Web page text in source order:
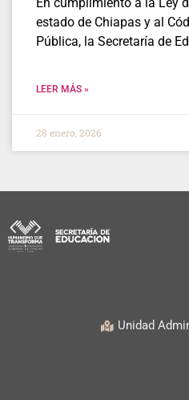
estado de Chiapas y al
Pública, la Secretaría de
LEER MÁS »
28 enero, 2026
Unidad